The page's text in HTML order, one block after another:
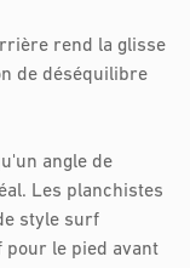
rend la glisse
de déséquilibre
angle de
Les planchistes
style surf
pour le pied avant